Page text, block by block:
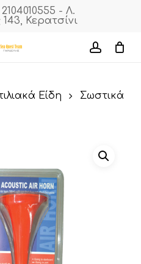
- Λ.
Κερατσίνι
Είδη
Σωστικά